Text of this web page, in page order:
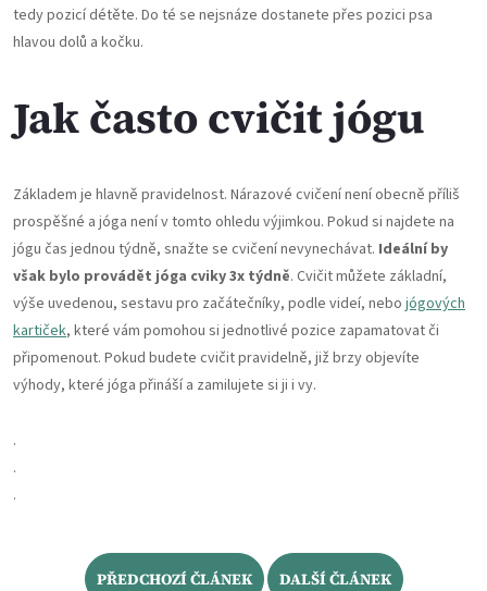
tedy pozicí détěte. Do té se nejsnáze dostanete přes pozici psa
hlavou dolů a kočku.
Jak často cvičit jógu
Základem je hlavně pravidelnost. Nárazové cvičení není obecně příliš
prospěšné a jóga není v tomto ohledu výjimkou. Pokud si najdete na
jógu čas jednou týdně, snažte se cvičení nevynechávat. Ideální by
však bylo provádět jóga cviky 3x týdně. Cvičit můžete základní,
výše uvedenou, sestavu pro začátečníky, podle videí, nebo jógových
kartiček, které vám pomohou si jednotlivé pozice zapamatovat či
připomenout. Pokud budete cvičit pravidelně, již brzy objevíte
výhody, které jóga přináší a zamilujete si ji i vy.
.
.
.
PŘEDCHOZÍ ČLÁNEK DALŠÍ ČLÁNEK